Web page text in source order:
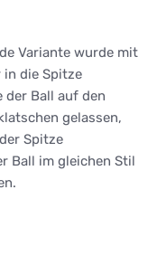
Variante wurde mit
in die Spitze
Ball auf den
gelassen,
Spitze
Ball im gleichen Stil